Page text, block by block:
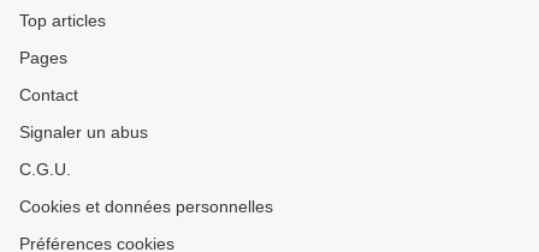
Top articles
Pages
Contact
Signaler un abus
C.G.U.
Cookies et données personnelles
Préférences cookies